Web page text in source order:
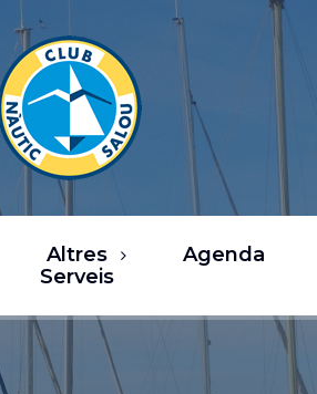
Altres
Serveis
Agenda